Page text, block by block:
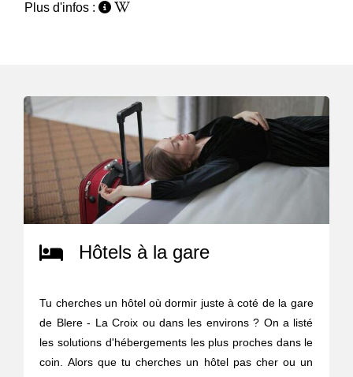
Plus d'infos :
Hôtels à la gare
Tu cherches un hôtel où dormir juste à coté de la gare
de Blere - La Croix ou dans les environs ? On a listé
les solutions d'hébergements les plus proches dans le
coin. Alors que tu cherches un hôtel pas cher ou un